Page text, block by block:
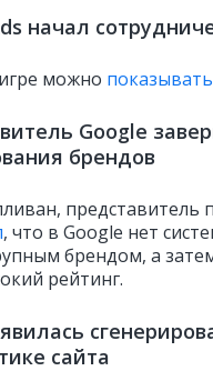
начал
можно показывать
Google
брендов
представитель
, что в Google нет
брендом, а
рейтинг.
сайта